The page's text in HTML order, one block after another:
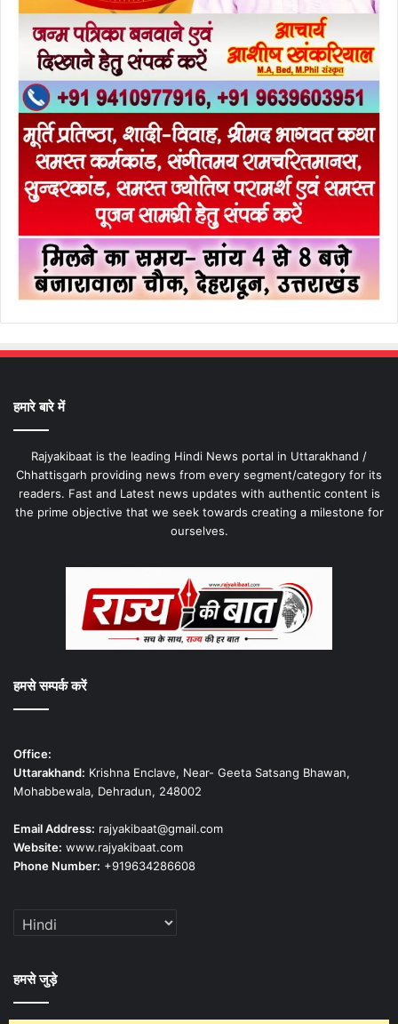
हमारे बारे में
Rajyakibaat is the leading Hindi News portal in Uttarakhand /
Chhattisgarh providing news from every segment/category for its
readers. Fast and Latest news updates with authentic content is
the prime objective that we seek towards creating a milestone for
ourselves.
हमसे सम्पर्क करें
Office:
Uttarakhand: Krishna Enclave, Near- Geeta Satsang Bhawan,
Mohabbewala, Dehradun, 248002
Email Address: rajyakibaat@gmail.com
Website: www.rajyakibaat.com
Phone Number: +919634286608
हमसे जुड़े